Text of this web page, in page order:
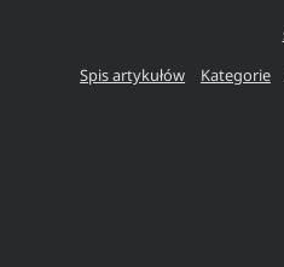
Spis artykułów
Kategorie